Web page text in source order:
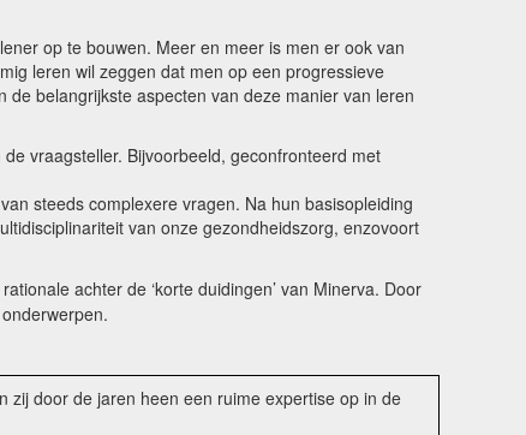
op te bouwen. Meer en meer is men er ook van
leren wil zeggen dat men op een progressieve
belangrijkste aspecten van deze manier van leren
vraagsteller. Bijvoorbeeld, geconfronteerd met
steeds complexere vragen. Na hun basisopleiding
van onze gezondheidszorg, enzovoort
achter de ‘korte duidingen’ van Minerva. Door
zij door de jaren heen een ruime expertise op in de